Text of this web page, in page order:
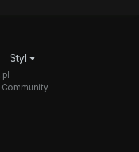
Styl